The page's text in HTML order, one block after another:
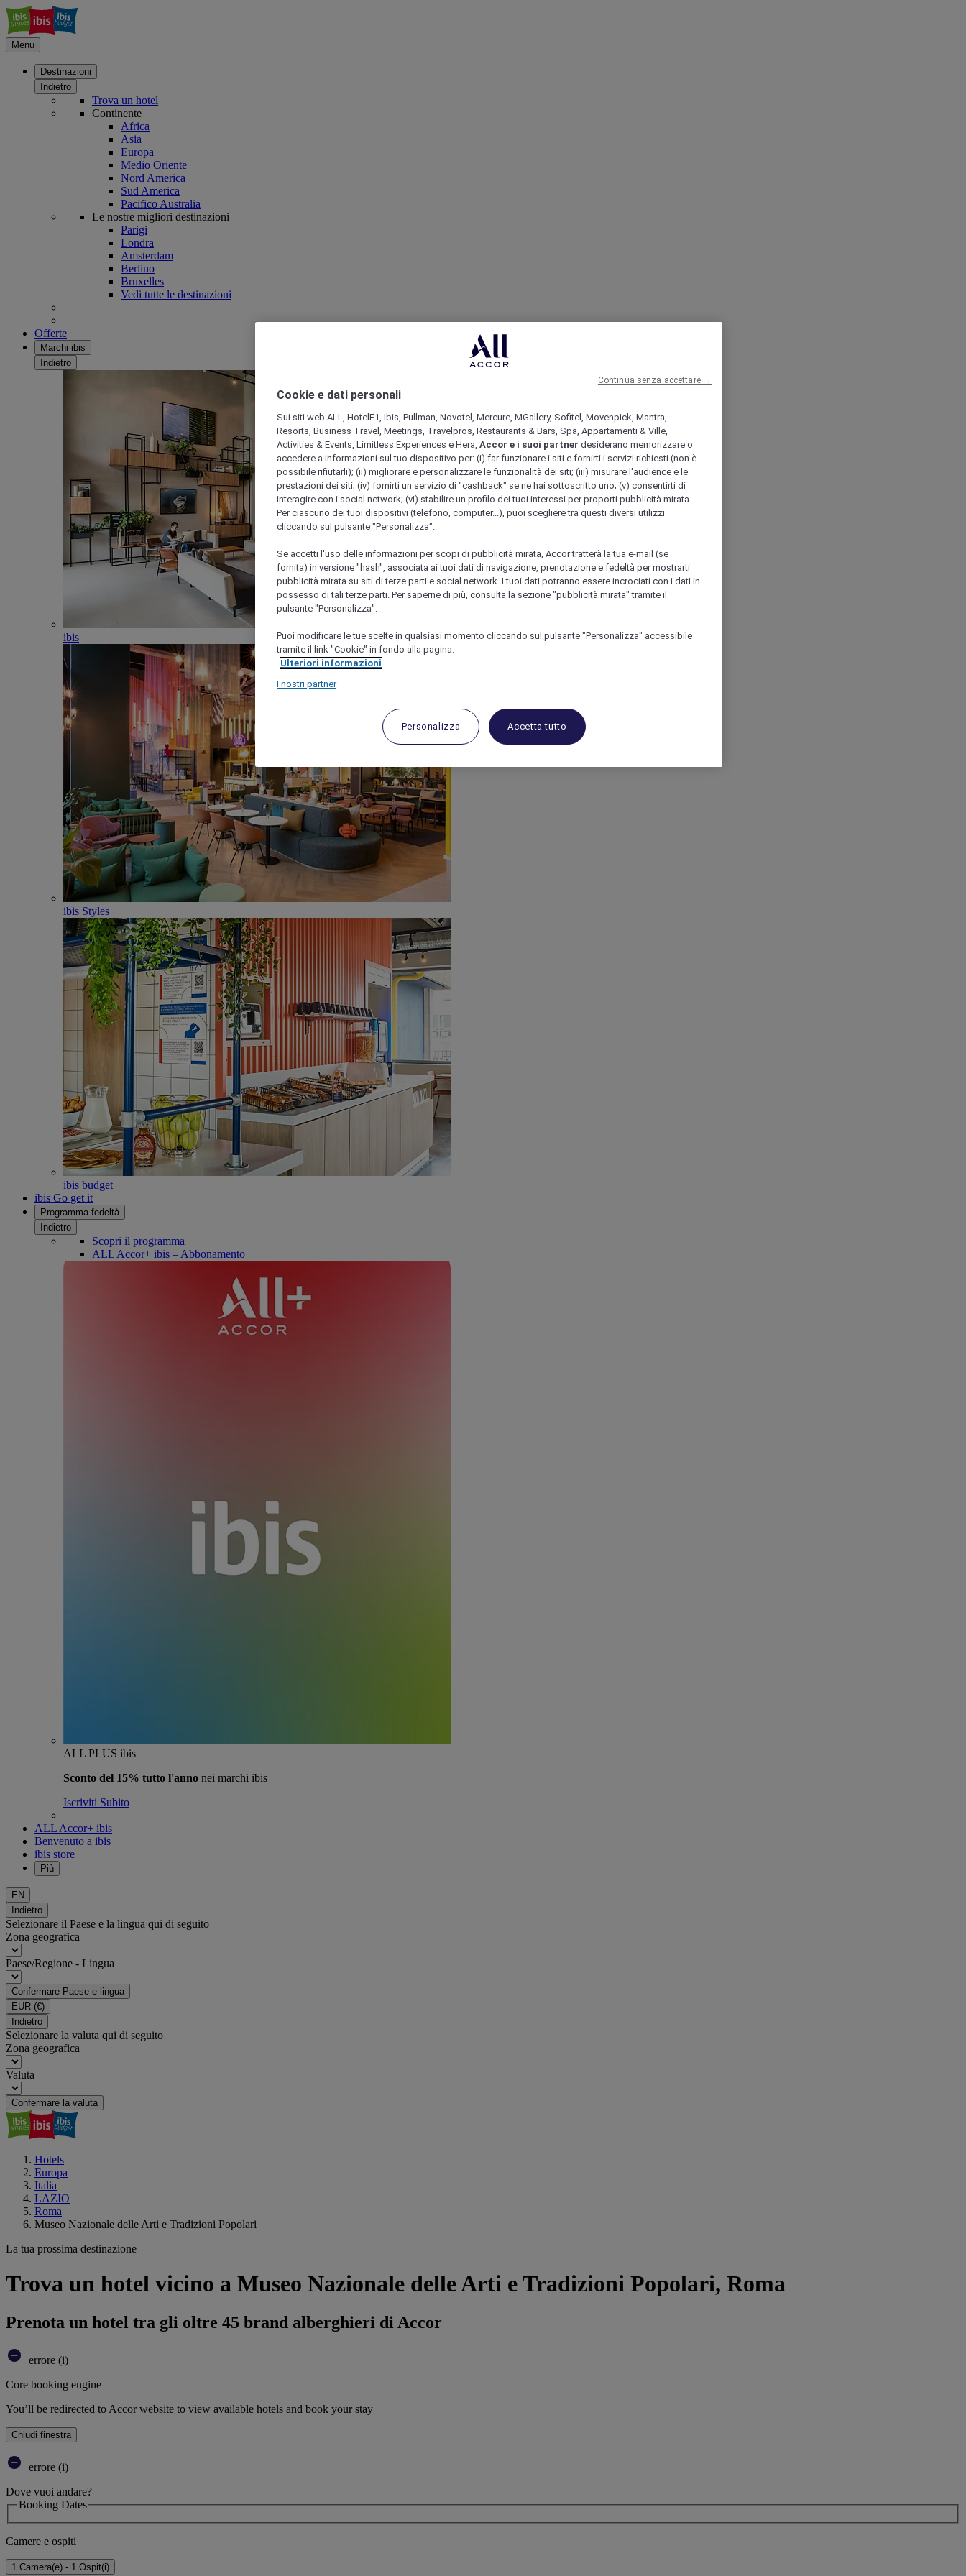
Menu
Destinazioni
Indietro
Trova un hotel
Continente
Africa
Asia
Europa
Medio Oriente
Nord America
Sud America
Pacifico Australia
Le nostre migliori destinazioni
Parigi
Londra
Amsterdam
Berlino
Bruxelles
Vedi tutte le destinazioni
Offerte
Marchi ibis
Indietro
ibis
ibis Styles
ibis budget
ibis Go get it
Programma fedeltà
Indietro
Scopri il programma
ALL Accor+ ibis – Abbonamento
ALL PLUS ibis
Sconto del 15% tutto l'anno nei marchi ibis
Iscriviti Subito
ALL Accor+ ibis
Benvenuto a ibis
ibis store
Più
EN
Indietro
Selezionare il Paese e la lingua qui di seguito
Zona geografica
Paese/Regione - Lingua
Confermare Paese e lingua
EUR (€)
Indietro
Selezionare la valuta qui di seguito
Zona geografica
Valuta
Confermare la valuta
Hotels
Europa
Italia
LAZIO
Roma
Museo Nazionale delle Arti e Tradizioni Popolari
La tua prossima destinazione
Trova un hotel vicino a Museo Nazionale delle Arti e Tradizioni Popolari, Roma
Prenota un hotel tra gli oltre 45 brand alberghieri di Accor
errore (i)
Core booking engine
You’ll be redirected to Accor website to view available hotels and book your stay
Chiudi finestra
errore (i)
Dove vuoi andare?
Booking Dates
Camere e ospiti
1 Camera(e) - 1 Ospit(i)
Cookie e dati personali
Sui siti web ALL, HotelF1, Ibis, Pullman, Novotel, Mercure, MGallery, Sofitel, Movenpick, Mantra,
Resorts, Business Travel, Meetings, Travelpros, Restaurants & Bars, Spa, Appartamenti & Ville,
Activities & Events, Limitless Experiences e Hera, Accor e i suoi partner desiderano memorizzare o
accedere a informazioni sul tuo dispositivo per: (i) far funzionare i siti e fornirti i servizi richiesti (non è
possibile rifiutarli); (ii) migliorare e personalizzare le funzionalità dei siti; (iii) misurare l'audience e le
prestazioni dei siti; (iv) fornirti un servizio di "cashback" se ne hai sottoscritto uno; (v) consentirti di
interagire con i social network; (vi) stabilire un profilo dei tuoi interessi per proporti pubblicità mirata.
Per ciascuno dei tuoi dispositivi (telefono, computer...), puoi scegliere tra questi diversi utilizzi
cliccando sul pulsante "Personalizza".
Se accetti l'uso delle informazioni per scopi di pubblicità mirata, Accor tratterà la tua e-mail (se
fornita) in versione "hash", associata ai tuoi dati di navigazione, prenotazione e fedeltà per mostrarti
pubblicità mirata su siti di terze parti e social network. I tuoi dati potranno essere incrociati con i dati in
possesso di tali terze parti. Per saperne di più, consulta la sezione "pubblicità mirata" tramite il
pulsante "Personalizza".
Puoi modificare le tue scelte in qualsiasi momento cliccando sul pulsante "Personalizza" accessibile
tramite il link "Cookie" in fondo alla pagina.
Ulteriori informazioni
I nostri partner
Personalizza Accetta tutto
Continua senza accettare →